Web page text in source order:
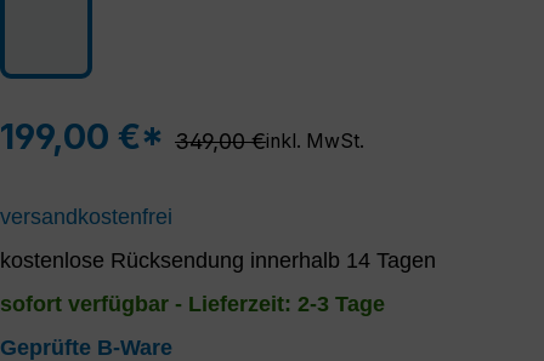
199,00 €* Regulärer Preis:
349,00 €inkl. MwSt.
versandkostenfrei
kostenlose Rücksendung innerhalb 14 Tagen
sofort verfügbar - Lieferzeit: 2-3 Tage
Geprüfte B-Ware